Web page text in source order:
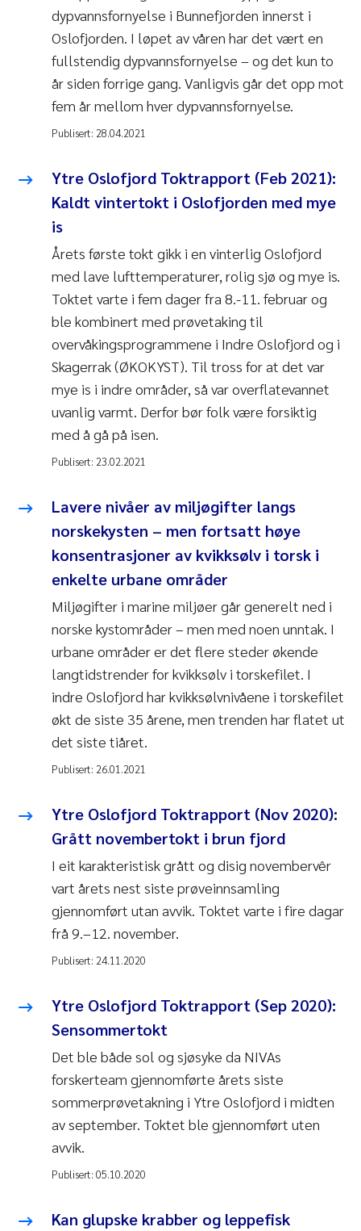
dypvannsfornyelse i Bunnefjorden innerst i
Oslofjorden. I løpet av våren har det vært en
fullstendig dypvannsfornyelse – og det kun to
år siden forrige gang. Vanligvis går det opp mot
fem år mellom hver dypvannsfornyelse.
Publisert: 28.04.2021
Ytre Oslofjord Toktrapport (Feb 2021):
Kaldt vintertokt i Oslofjorden med mye
is
Årets første tokt gikk i en vinterlig Oslofjord
med lave lufttemperaturer, rolig sjø og mye is.
Toktet varte i fem dager fra 8.-11. februar og
ble kombinert med prøvetaking til
overvåkingsprogrammene i Indre Oslofjord og i
Skagerrak (ØKOKYST). Til tross for at det var
mye is i indre områder, så var overflatevannet
uvanlig varmt. Derfor bør folk være forsiktig
med å gå på isen.
Publisert: 23.02.2021
Lavere nivåer av miljøgifter langs
norskekysten – men fortsatt høye
konsentrasjoner av kvikksølv i torsk i
enkelte urbane områder
Miljøgifter i marine miljøer går generelt ned i
norske kystområder – men med noen unntak. I
urbane områder er det flere steder økende
langtidstrender for kvikksølv i torskefilet. I
indre Oslofjord har kvikksølvnivåene i torskefilet
økt de siste 35 årene, men trenden har flatet ut
det siste tiåret.
Publisert: 26.01.2021
Ytre Oslofjord Toktrapport (Nov 2020):
Grått novembertokt i brun fjord
I eit karakteristisk grått og disig novembervêr
vart årets nest siste prøveinnsamling
gjennomført utan avvik. Toktet varte i fire dagar
frå 9.–12. november.
Publisert: 24.11.2020
Ytre Oslofjord Toktrapport (Sep 2020):
Sensommertokt
Det ble både sol og sjøsyke da NIVAs
forskerteam gjennomførte årets siste
sommerprøvetakning i Ytre Oslofjord i midten
av september. Toktet ble gjennomført uten
avvik.
Publisert: 05.10.2020
Kan glupske krabber og leppefisk